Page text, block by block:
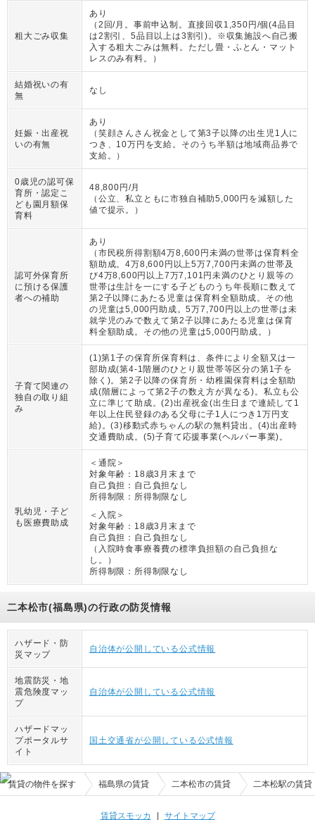
粗大ごみ収集
あり
（ 2回/月。事前申込制。直接回収1,350円/個(4品目
は2割引、5品目以上は3割引)。※収集施設へ自己搬
入する粗大ごみは無料。ただし畳・ふとん・マット
レスのみ有料。
）
結婚祝いの有
無
なし
妊娠・出産祝
いの有無
あり
（ 笑顔さんさん祝金として第3子以降の出生児1人に
つき、10万円を支給。そのうち半額は地域商品券で
支給。
）
0歳児の認可保
育所・認定こ
ども園月額保
育料
48,800円/月
（ 公立、私立ともに市独自補助5,000円を減額した
値で提示。
）
認可外保育所
に預ける保護
者への補助
あり
（ 市民税所得割額4万8,600円未満の世帯は保育料全
額助成。4万8,600円以上5万7,700円未満の世帯及
び4万8,600円以上7万7,101円未満のひとり親等の
世帯は生計を一にする子どものうち年長順に数えて
第2子以降にあたる児童は保育料全額助成。その他
の児童は5,000円助成。5万7,700円以上の世帯は未
就学児のみで数えて第2子以降にあたる児童は保育
料全額助成。その他の児童は5,000円助成。
）
子育て関連の
独自の取り組
み
(1)第1子の保育所保育料は、条件により全額又は一
部助成(第4-1階層のひとり親世帯等区分の第1子を
除く)。第2子以降の保育所・幼稚園保育料は全額助
成(階層によって第2子の数え方が異なる)。私立も公
立に準じて助成。(2)出産祝金(出生日まで連続して1
年以上住民登録のある父母に子1人につき1万円支
給)。(3)移動式赤ちゃんの駅の無料貸出。(4)出産時
交通費助成。(5)子育て応援事業(ヘルパー事業)。
乳幼児・子ど
も医療費助成
＜通院＞
対象年齢： 18歳3月末まで
自己負担： 自己負担なし
所得制限： 所得制限なし
＜入院＞
対象年齢： 18歳3月末まで
自己負担： 自己負担なし
（ 入院時食事療養費の標準負担額の自己負担な
し。
）
所得制限： 所得制限なし
二本松市(福島県)の行政の防災情報
ハザード・防
災マップ
自治体が公開している公式情報
地震防災・地
震危険度マッ
プ
自治体が公開している公式情報
ハザードマッ
プポータルサ
イト
国土交通省が公開している公式情報
賃貸の物件を探す 福島県の賃貸 二本松市の賃貸 二本松駅の賃貸
賃貸スモッカ | サイトマップ